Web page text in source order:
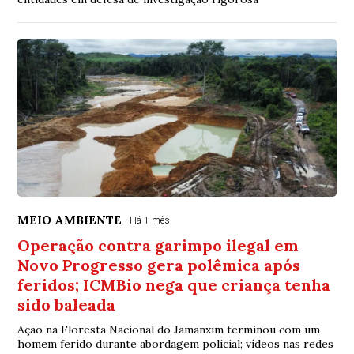
MEIO AMBIENTE Há 1 mês
Operação contra garimpo ilegal em
Novo Progresso gera polêmica após
feridos; ICMBio nega que criança tenha
sido baleada
Ação na Floresta Nacional do Jamanxim terminou com um
homem ferido durante abordagem policial; vídeos nas redes